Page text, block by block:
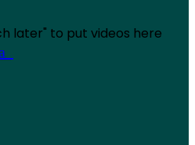
later" to put videos here